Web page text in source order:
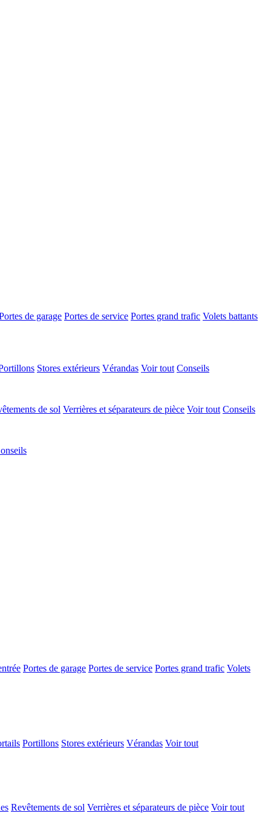
de garage Portes de service Portes grand trafic Volets battants
Stores extérieurs Vérandas Voir tout Conseils
de sol Verrières et séparateurs de pièce Voir tout Conseils
Portes de garage Portes de service Portes grand trafic Volets
Portillons Stores extérieurs Vérandas Voir tout
Revêtements de sol Verrières et séparateurs de pièce Voir tout